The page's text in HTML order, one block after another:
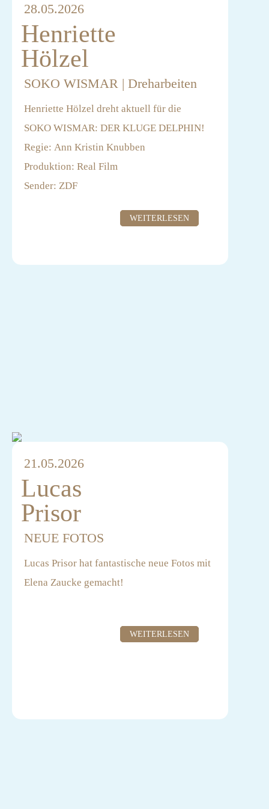
28.05.2026
Henriette
Hölzel
SOKO WISMAR | Dreharbeiten
Henriette Hölzel dreht aktuell für die
SOKO WISMAR: DER KLUGE DELPHIN!
Regie: Ann Kristin Knubben
Produktion: Real Film
Sender: ZDF
WEITERLESEN
21.05.2026
Lucas
Prisor
NEUE FOTOS
Lucas Prisor hat fantastische neue Fotos mit
Elena Zaucke gemacht!
WEITERLESEN